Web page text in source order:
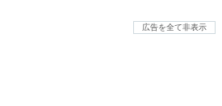
広告を全て非表示